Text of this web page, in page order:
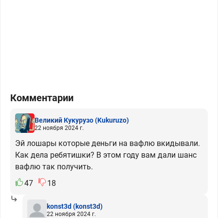
Комментарии
Великий Кукурузо(Kukuruzo)
22 ноября 2024 г.
Эй лошары которые деньги на вафлю вкидывали.
Как дела ребятишки? В этом году вам дали шанс
вафлю так получить.
47
18
konst3d(konst3d)
22 ноября 2024 г.